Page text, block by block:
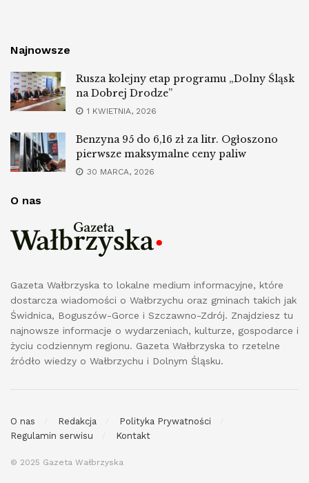
Najnowsze
Rusza kolejny etap programu „Dolny Śląsk
na Dobrej Drodze”
1 KWIETNIA, 2026
Benzyna 95 do 6,16 zł za litr. Ogłoszono
pierwsze maksymalne ceny paliw
30 MARCA, 2026
O nas
Gazeta Wałbrzyska to lokalne medium informacyjne, które
dostarcza wiadomości o Wałbrzychu oraz gminach takich jak
Świdnica, Boguszów-Gorce i Szczawno-Zdrój. Znajdziesz tu
najnowsze informacje o wydarzeniach, kulturze, gospodarce i
życiu codziennym regionu. Gazeta Wałbrzyska to rzetelne
źródło wiedzy o Wałbrzychu i Dolnym Śląsku.
O nas Redakcja
Polityka Prywatności
Regulamin serwisu
Kontakt
© 2025 Gazeta Wałbrzyska